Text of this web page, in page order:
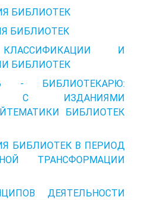
БИБЛИОТЕК
БИБЛИОТЕК
И
БИБЛИОТЕК
- БИБЛИОТЕКАРЮ:
С ИЗДАНИЯМИ
БИБЛИОТЕК
БИБЛИОТЕК В ПЕРИОД
ТРАНСФОРМАЦИИ
ДЕЯТЕЛЬНОСТИ